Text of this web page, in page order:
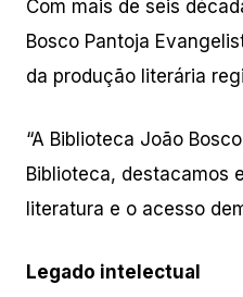
Com mais de seis
Bosco Pantoja
da produção literária
“A Biblioteca João
Biblioteca, destacamos
literatura e o acesso
Legado intelectual